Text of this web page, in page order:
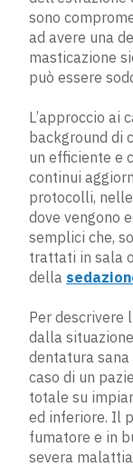
sono
ad avere una
masticazione
può essere
L’approccio ai
background di
un efficiente e
continui
protocolli,
dove vengono
semplici che,
trattati in sala
della ​
Per descrivere
dalla
dentatura
caso di un
totale su
ed inferiore. Il
fumatore e in
severa